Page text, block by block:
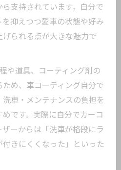
支持されています。自分で
抑えつつ愛車の状態や好み
られる点が大きな魅力で
や道具、コーティング剤の
め、車コーティング自分で
車・メンテナンスの負担を
です。実際に自分でカーコ
ーからは「洗車が格段にラ
きにくくなった」といった